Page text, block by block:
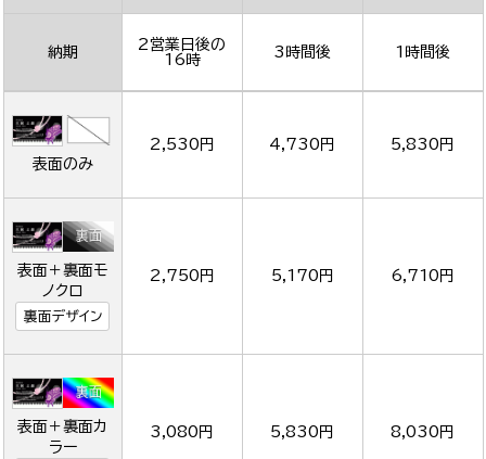
納期
2営業日後の
16時
3時間後 1時間後
表面のみ
2,530円 4,730円 5,830円
表面＋裏面モ
ノクロ
裏面デザイン
2,750円 5,170円 6,710円
表面＋裏面カ
ラー
3,080円 5,830円 8,030円